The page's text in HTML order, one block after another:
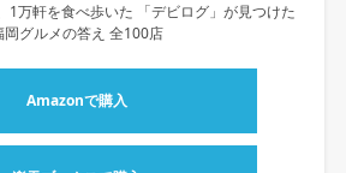
1万軒を食べ歩いた 「デビログ」が見つけた
岡グルメの答え 全100店
Amazonで購入